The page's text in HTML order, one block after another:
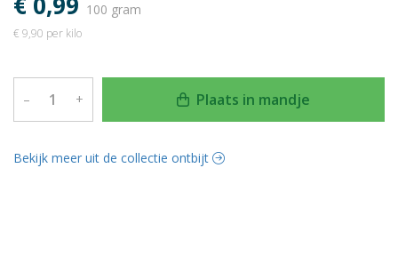
100 gram
€ 9,90 per kilo
– + Plaats in mandje
Bekijk meer uit de collectie ontbijt